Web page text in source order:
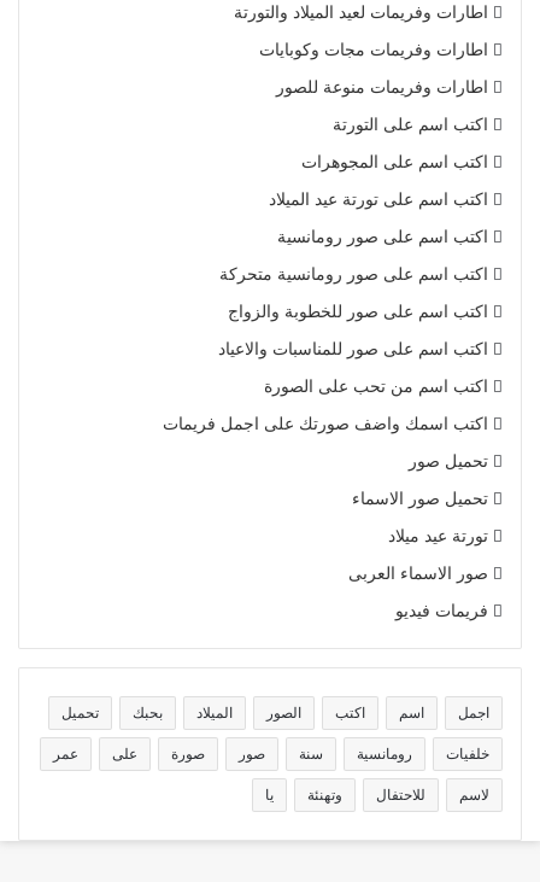
اطارات وفريمات لعيد الميلاد والتورتة
اطارات وفريمات مجات وكوبايات
اطارات وفريمات منوعة للصور
اكتب اسم على التورتة
اكتب اسم على المجوهرات
اكتب اسم على تورتة عيد الميلاد
اكتب اسم على صور رومانسية
اكتب اسم على صور رومانسية متحركة
اكتب اسم على صور للخطوبة والزواج
اكتب اسم على صور للمناسبات والاعياد
اكتب اسم من تحب على الصورة
اكتب اسمك واضف صورتك على اجمل فريمات
تحميل صور
تحميل صور الاسماء
تورتة عيد ميلاد
صور الاسماء العربى
فريمات فيديو
اجمل اسم اكتب الصور الميلاد بحبك تحميل
خلفيات رومانسية سنة صور صورة على عمر
لاسم للاحتفال وتهنئة يا